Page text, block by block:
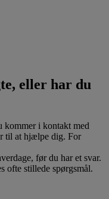
eller har du
kommer i kontakt med
til at hjælpe dig. For
før du har et svar.
ofte stillede spørgsmål.